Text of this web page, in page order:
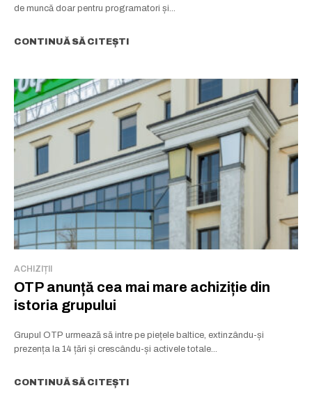
de muncă doar pentru programatori și...
CONTINUĂ SĂ CITEȘTI
ACHIZIȚII
OTP anunță cea mai mare achiziție din
istoria grupului
Grupul OTP urmează să intre pe piețele baltice, extinzându-și
prezența la 14 țări și crescându-și activele totale...
CONTINUĂ SĂ CITEȘTI